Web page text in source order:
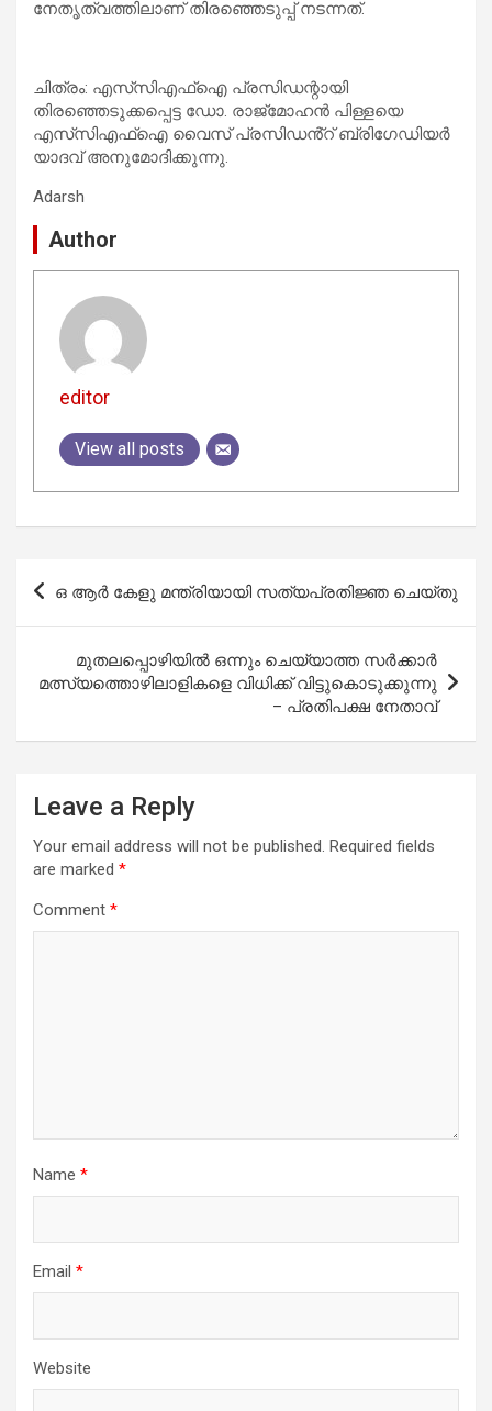
നേതൃത്വത്തിലാണ് തിരഞ്ഞെടുപ്പ് നടന്നത്.
ചിത്രം: എസ്‌സിഎഫ്ഐ പ്രസിഡന്റായി
തിരഞ്ഞെടുക്കപ്പെട്ട ഡോ. രാജ്മോഹൻ പിള്ളയെ
എസ്‌സിഎഫ്ഐ വൈസ് പ്രസിഡൻ്റ് ബ്രിഗേഡിയർ
യാദവ് അനുമോദിക്കുന്നു.
Adarsh
Author
editor
View all posts
Post
navigation
ഒ ആർ കേളു മന്ത്രിയായി സത്യപ്രതിജ്ഞ ചെയ്തു
മുതലപ്പൊഴിയില്‍ ഒന്നും ചെയ്യാത്ത സര്‍ക്കാര്‍
മത്സ്യത്തൊഴിലാളികളെ വിധിക്ക് വിട്ടുകൊടുക്കുന്നു
– പ്രതിപക്ഷ നേതാവ്
Leave a Reply
Your email address will not be published. Required fields
are marked *
Comment *
Name *
Email *
Website